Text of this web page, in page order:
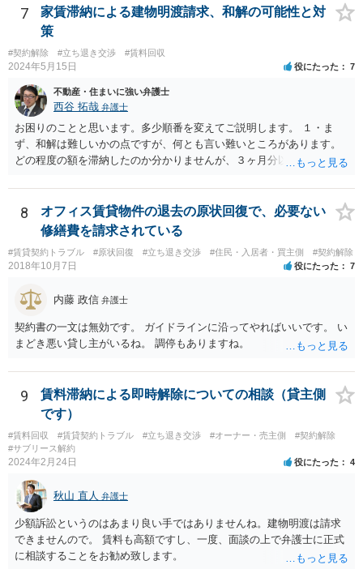
をご検討ください。
7
家賃滞納による建物明渡請求、和解の可能性と対
策
#契約解除 #立ち退き交渉 #賃料回収
2024年5月15日 役にたった 7
不動産・住まいに強い弁護士
西谷 拓哉 弁護士
お困りのことと思います。多少順番を変えてご説明します。 １・ま
ず、和解は難しいかの点ですが、何とも言い難いところがあります。
どの程度の額を滞納したのか分かりませんが、３ヶ月分以上滞納した
れたと評価され、来月払えるからと言って、大家があなたとの賃貸借
契約が解約できることに変わりなくなってしまうからです。 そのよう
な場合、相手が、「もう出て行って欲しい」と考えていれば、引き続
き居住する前提での和解は難しい可能性があります。 ２・弁護士が事
件の見通しをたてるにも、賃料滞納状況で見立てが変わりますし、そ
もそも賃料滞納状況によってはご希望に沿える活動を保障できず、 依
頼を受けられないかもしれないです。依頼を受けるにしても厳しめの
リスクを踏まえた上でのものとなる可能性があります。 定型的な事件
依頼となるかもわからず、着手金額もなんともいえないと思います。
複数事務所にあたり、着手金額を確認されるとよいと思います。 ３・
弁護士が依頼を受ければ代わりに裁判所とのやりとりを行うことが可
能です。双方に弁護士がついていればウェブ会議で裁判を実施する場
合もあるでしょう。 ただし、ご本人さんも同行してもらう必要が和解
協議の場合だとあると思います。
8
オフィス賃貸物件の退去の原状回復で、必要ない
修繕費を請求されている
#賃貸契約トラブル #原状回復 #立ち退き交渉 #住民・入居者・買主側 #契約解除
2018年10月7日 役にたった 7
内藤 政信 弁護士
契約書の一文は無効です。 ガイドラインに沿ってやればいいです。 い
まどき悪い貸し主がいるね。 調停もありますね。
9
賃料滞納による即時解除についての相談（貸主側
です）
#賃料回収 #賃貸契約トラブル #立ち退き交渉 #オーナー・売主側
#契約解除
#サブリース解約
2024年2月24日 役にたった 4
秋山 直人 弁護士
少額訴訟というのはあまり良い手ではありませんね。建物明渡は請求
できませんので。 賃料も高額ですし、一度、面談の上で弁護士に正式
に相談することをお勧め致します。